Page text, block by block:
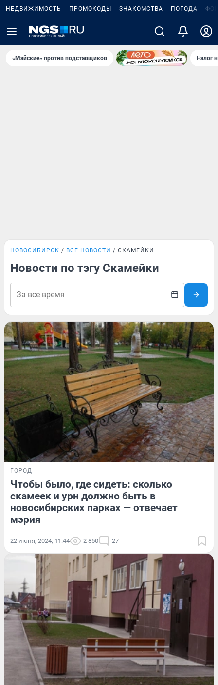
НЕДВИЖИМОСТЬ ПРОМОКОДЫ ЗНАКОМСТВА ПОГОДА
«Майские» против подставщиков Налог
НОВОСИБИРСК ВСЕ НОВОСТИ СКАМЕЙКИ
Новости по тэгу Скамейки
ГОРОД
Чтобы было, где сидеть: сколько
скамеек и урн должно быть в
новосибирских парках — отвечает
мэрия
22 июня, 2024, 11:44 2 850 27